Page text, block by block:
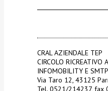
CRAL AZIENDALE TEP
CIRCOLO RICREATIVO
INFOMOBILITY E SMTP
Via Taro 12, 43125
Tel. 0521/214237, fax